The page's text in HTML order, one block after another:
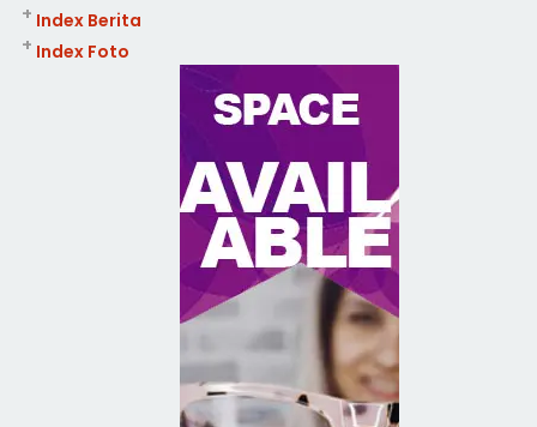
Index Berita
+
Index Foto
+